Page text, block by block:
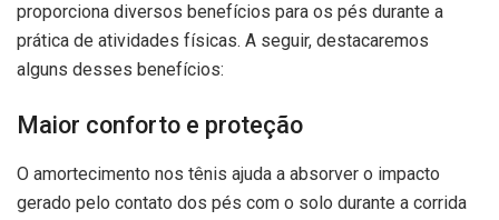
proporciona diversos benefícios para os pés durante a
prática de atividades físicas. A seguir, destacaremos
alguns desses benefícios:
Maior conforto e proteção
O amortecimento nos tênis ajuda a absorver o impacto
gerado pelo contato dos pés com o solo durante a corrida